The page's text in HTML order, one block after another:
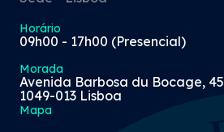
Horário
09h00 - 17h00 (Presencial)
Morada
Avenida Barbosa du Bocage, 45
1049-013 Lisboa
Mapa